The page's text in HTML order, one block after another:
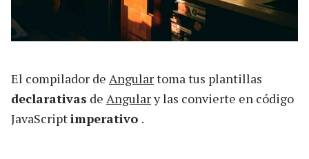
El compilador de Angulartoma tus plantillas
declarativas de Angulary las convierte en código
JavaScriptimperativo .